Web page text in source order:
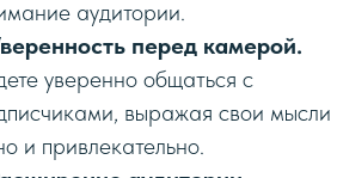
аудитории.
перед камерой.
уверенно общаться с
выражая свои мысли
и привлекательно.